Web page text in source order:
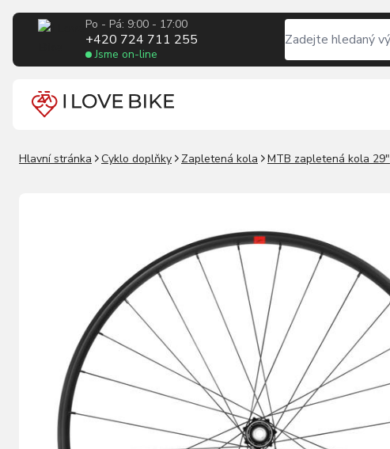
Po - Pá: 9:00 - 17:00
+420 724 711 255
Jsme on-line
Hlavní stránka Cyklo doplňky Zapletená kola MTB zapletená kola 29"